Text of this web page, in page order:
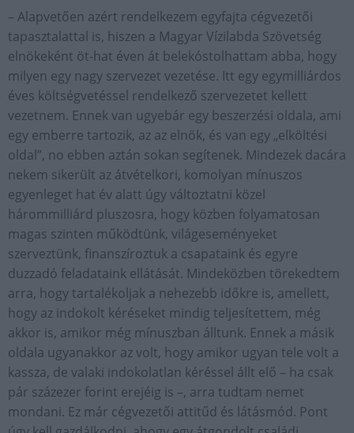
– Alapvetően azért rendelkezem egyfajta cégvezetői
tapasztalattal is, hiszen a Magyar Vízilabda Szövetség
elnökeként öt-hat éven át belekóstolhattam abba, hogy
milyen egy nagy szervezet vezetése. Itt egy egymilliárdos
éves költségvetéssel rendelkező szervezetet kellett
vezetnem. Ennek van ugyebár egy beszerzési oldala, ami
egy emberre tartozik, az az elnök, és van egy „elköltési
oldal”, no ebben aztán sokan segítenek. Mindezek dacára
nekem sikerült az átvételkori, komolyan mínuszos
egyenleget hat év alatt úgy változtatni közel
hárommilliárd pluszosra, hogy közben folyamatosan
magas szinten működtünk, világeseményeket
szerveztünk, finanszíroztuk a csapataink és egyre
duzzadó feladataink ellátását. Mindeközben törekedtem
arra, hogy tartalékoljak a nehezebb időkre is, amellett,
hogy az indokolt kéréseket mindig teljesítettem, még
akkor is, amikor még mínuszban álltunk. Ennek a másik
oldala ugyanakkor az volt, hogy amikor ugyan tele volt a
kassza, de valaki indokolatlan kéréssel állt elő – ha csak
pár százezer forint erejéig is –, arra tudtam nemet
mondani. Ez már cégvezetői attitűd és látásmód. Pont